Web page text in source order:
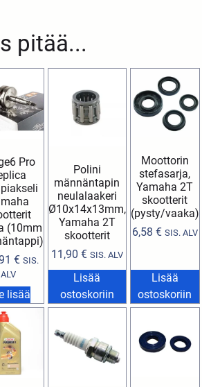
pitää...
Pro
(10mm
€ SIS.
ALV
lisää
Polini
männäntapin
neulalaakeri
Ø10x14x13mm,
Yamaha 2T
skootterit
11,90 € SIS. ALV
Lisää
ostoskoriin
Moottorin
stefasarja,
Yamaha 2T
skootterit
(pysty/vaaka)
6,58 € SIS. ALV
Lisää
ostoskoriin